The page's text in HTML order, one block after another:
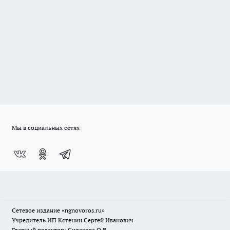
Мы в социальных сетях
Сетевое издание «ngnovoros.ru»
Учредитель ИП Кстенин Сергей Иванович